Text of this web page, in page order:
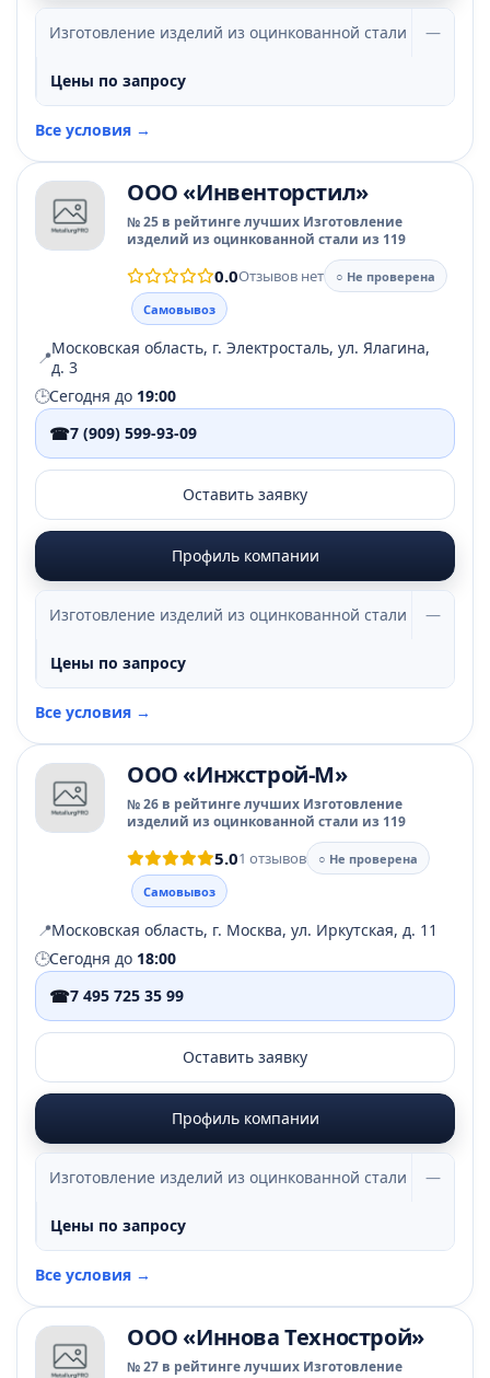
Изготовление изделий из оцинкованной стали —
Цены по запросу
Все условия →
ООО «Инвенторстил»
№ 25 в рейтинге лучших Изготовление
изделий из оцинкованной стали из 119
0.0Отзывов нет
○ Не проверена
Самовывоз
📍Московская область, г. Электросталь, ул. Ялагина,
д. 3
🕒Сегодня до 19:00
☎7 (909) 599-93-09
Оставить заявку
Профиль компании
Изготовление изделий из оцинкованной стали —
Цены по запросу
Все условия →
ООО «Инжстрой-М»
№ 26 в рейтинге лучших Изготовление
изделий из оцинкованной стали из 119
5.01 отзывов
○ Не проверена
Самовывоз
📍Московская область, г. Москва, ул. Иркутская, д. 11
🕒Сегодня до 18:00
☎7 495 725 35 99
Оставить заявку
Профиль компании
Изготовление изделий из оцинкованной стали —
Цены по запросу
Все условия →
ООО «Иннова Технострой»
№ 27 в рейтинге лучших Изготовление